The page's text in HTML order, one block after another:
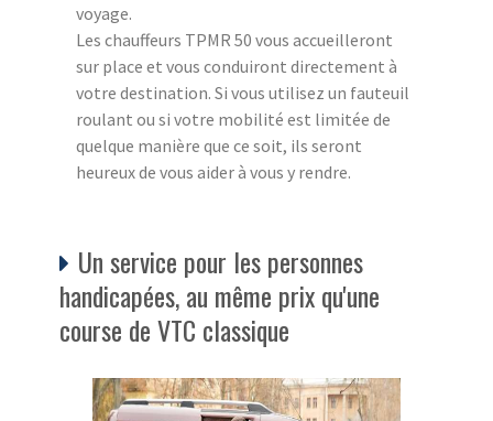
voyage.
Les chauffeurs TPMR 50 vous accueilleront
sur place et vous conduiront directement à
votre destination. Si vous utilisez un fauteuil
roulant ou si votre mobilité est limitée de
quelque manière que ce soit, ils seront
heureux de vous aider à vous y rendre.
Un service pour les personnes
handicapées, au même prix qu'une
course de VTC classique